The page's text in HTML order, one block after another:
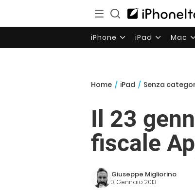
iPhone iPad Mac
Home / iPad / Senza
Il 23
fiscale
Giuseppe Migliorino
3 Gennaio 2013